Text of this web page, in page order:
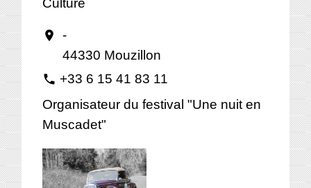
location_on
-
44330 Mouzillon
phone +33 6 15 41 83 11
Organisateur du festival "Une nuit en
Muscadet"